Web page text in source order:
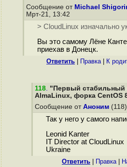
Сообщение от Michael
Мрт-21, 13:42
> CloudLinux изначально
Вы это самому Лёне
приехав в Донецк.
Ответить Правка| К
118. "Первый стабильный
AlmaLinux, форка CentOS
Сообщение от Аноним
Так у него у самого
Leonid Kanter
IT Director at CloudLinux
Ukraine
Ответить Правка|